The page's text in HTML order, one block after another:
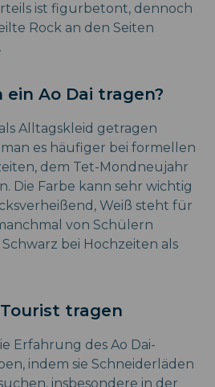
ist figurbetont, dennoch
Rock an den Seiten
Ao Dai tragen?
Alltagskleid getragen
es häufiger bei formellen
dem Tet-Mondneujahr
Die Farbe kann sehr wichtig
Weiß steht für
von Schülern
bei Hochzeiten als
Tourist tragen
Erfahrung des Ao Dai-
indem sie Schneiderläden
insbesondere in der